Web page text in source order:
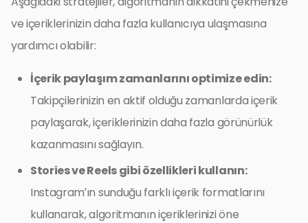
ve içeriklerinizin daha fazla kullanıcıya ulaşmasına
yardımcı olabilir:
İçerik paylaşım zamanlarını optimize edin:
Takipçilerinizin en aktif olduğu zamanlarda içerik
paylaşarak, içeriklerinizin daha fazla görünürlük
kazanmasını sağlayın.
Stories ve Reels gibi özellikleri kullanın:
Instagram’ın sunduğu farklı içerik formatlarını
kullanarak, algoritmanın içeriklerinizi öne